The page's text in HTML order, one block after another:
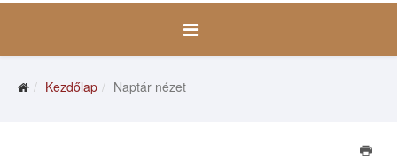
Kezdőlap Naptár nézet